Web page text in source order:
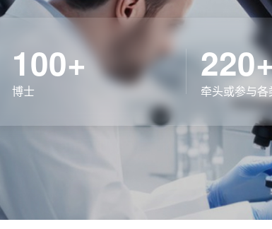
100+
博士 牵头或参与